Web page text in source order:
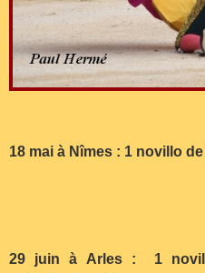
18 mai à Nîmes : 1 novillo
29 juin à Arles : 1